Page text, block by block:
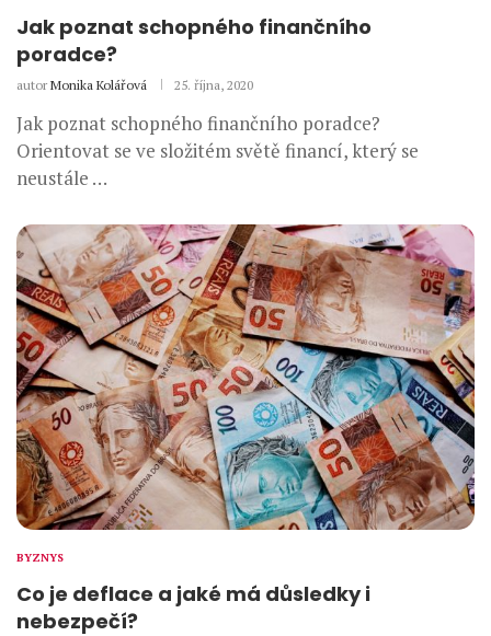
Jak poznat schopného finančního
poradce?
autor Monika Kolářová 25. října, 2020
Jak poznat schopného finančního poradce?
Orientovat se ve složitém světě financí, který se
neustále …
BYZNYS
Co je deflace a jaké má důsledky i
nebezpečí?